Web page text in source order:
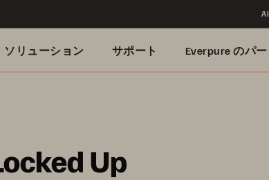
ソリューション サポート Everpure のパ
Up